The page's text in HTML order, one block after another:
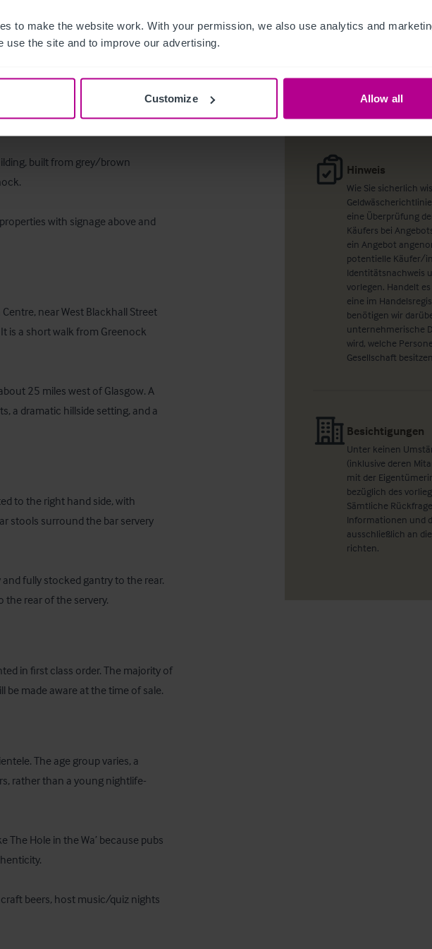
to make the website work. With your permission, we also use analytics and
use the site and to improve our advertising.
Customize Allow all
built from grey/brown
with signage above and
near West Blackhall Street
is a short walk from Greenock
25 miles west of Glasgow. A
a dramatic hillside setting, and a
to the right hand side, with
stools surround the bar servery
fully stocked gantry to the rear.
the rear of the servery.
in first class order. The majority of
made aware at the time of sale.
The age group varies, a
rather than a young nightlife-
Hole in the Wa’ because pubs
beers, host music/quiz nights
The Hole in the Wa'
Hinweis
Wie Sie sicherlich
eine Überprüfung
Käufers bei
ein Angebot
potentielle Käufer/
Identitätsnachweis
vorlegen. Handelt
eine im
benötigen wir
unternehmerische
wird, welche
Gesellschaft
Besichtigungen
Unter keinen
(inklusive deren
mit der
bezüglich des
Sämtliche
Informationen und
ausschließlich an
richten.